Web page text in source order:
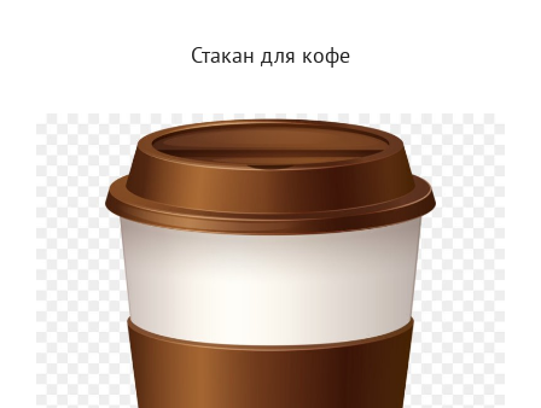
Стакан для кофе